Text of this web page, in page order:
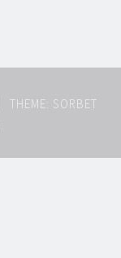
THEME: SORBET
.